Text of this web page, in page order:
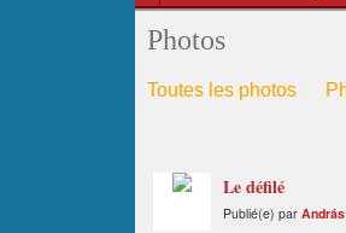
Photos
Toutes les photos
Le défilé
Publié(e) par